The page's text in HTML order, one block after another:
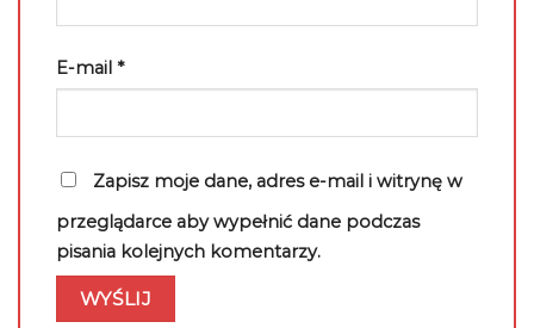
E-mail *
Zapisz moje dane, adres e-mail i witrynę w
przeglądarce aby wypełnić dane podczas
pisania kolejnych komentarzy.